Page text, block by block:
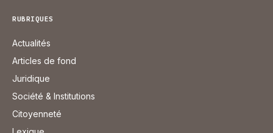
RUBRIQUES
Actualités
Articles de fond
Juridique
Société & Institutions
Citoyenneté